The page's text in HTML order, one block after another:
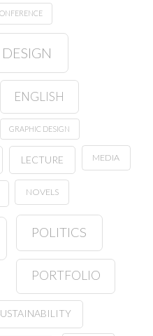
DESIGN
ENGLISH
GRAPHIC DESIGN
LECTURE MEDIA
NOVELS
POLITICS
PORTFOLIO